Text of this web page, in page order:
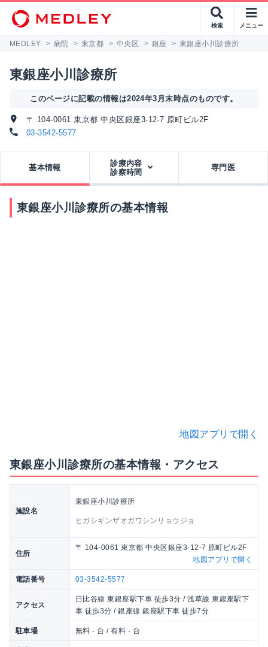
検索 メニュー
MEDLEY > 病院 > 東京都 > 中央区 > 銀座 > 東銀座小川診療所
東銀座小川診療所
このページに記載の情報は2024年3月末時点のものです。
〒 104-0061 東京都 中央区銀座3-12-7 原町ビル2F
03-3542-5577
基本情報
診療内容
診察時間
専門医
東銀座小川診療所の基本情報
地図アプリで開く
東銀座小川診療所の基本情報・アクセス
施設名
東銀座小川診療所
ヒガシギンザオガワシンリョウジョ
住所
〒 104-0061 東京都 中央区銀座3-12-7 原町ビル2F
地図アプリで開く
電話番号 03-3542-5577
アクセス
日比谷線 東銀座駅下車 徒歩3分 / 浅草線 東銀座駅下
車 徒歩3分 / 銀座線 銀座駅下車 徒歩7分
駐車場 無料 - 台 / 有料 - 台